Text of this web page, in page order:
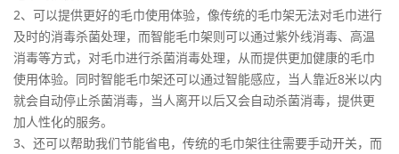
2、可以提供更好的毛巾使用体验，像传统的毛巾架无法对毛巾进行
及时的消毒杀菌处理，而智能毛巾架则可以通过紫外线消毒、高温
消毒等方式，对毛巾进行杀菌消毒处理，从而提供更加健康的毛巾
使用体验。同时智能毛巾架还可以通过智能感应，当人靠近8米以内
就会自动停止杀菌消毒，当人离开以后又会自动杀菌消毒，提供更
加人性化的服务。
3、还可以帮助我们节能省电，传统的毛巾架往往需要手动开关，而